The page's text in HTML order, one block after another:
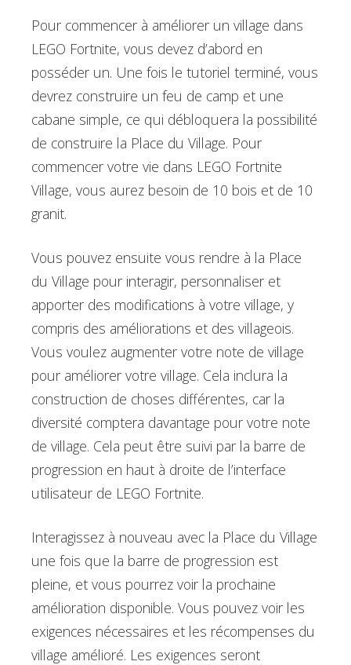
Pour commencer à améliorer un village dans
LEGO Fortnite, vous devez d’abord en
posséder un. Une fois le tutoriel terminé, vous
devrez construire un feu de camp et une
cabane simple, ce qui débloquera la possibilité
de construire la Place du Village. Pour
commencer votre vie dans LEGO Fortnite
Village, vous aurez besoin de 10 bois et de 10
granit.
Vous pouvez ensuite vous rendre à la Place
du Village pour interagir, personnaliser et
apporter des modifications à votre village, y
compris des améliorations et des villageois.
Vous voulez augmenter votre note de village
pour améliorer votre village. Cela inclura la
construction de choses différentes, car la
diversité comptera davantage pour votre note
de village. Cela peut être suivi par la barre de
progression en haut à droite de l’interface
utilisateur de LEGO Fortnite.
Interagissez à nouveau avec la Place du Village
une fois que la barre de progression est
pleine, et vous pourrez voir la prochaine
amélioration disponible. Vous pouvez voir les
exigences nécessaires et les récompenses du
village amélioré. Les exigences seront